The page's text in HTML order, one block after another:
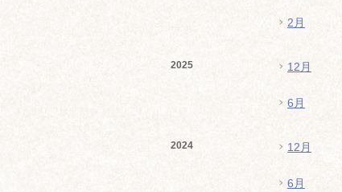
2月
2025 12月
6月
2024 12月
6月